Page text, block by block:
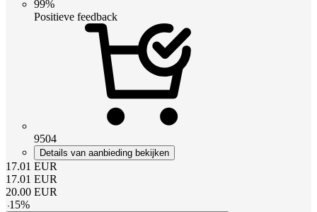
99%
Positieve feedback
9504
Details van aanbieding bekijken
17.01 EUR
17.01 EUR
20.00 EUR
-15%